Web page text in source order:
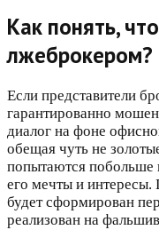
Как понять,
лжеброкером?
Если представители
гарантированно
диалог на фоне
обещая чуть не
попытаются побольше
его мечты и
будет сформирован
реализован на